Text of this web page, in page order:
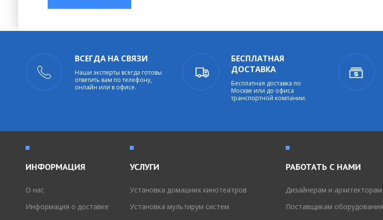
ВСЕГДА НА СВЯЗИ
Наши эксперты всегда готовы
ответить вам по телефону,
онлайн или в офисе.
БЕСПЛАТНАЯ
ДОСТАВКА
Бесплатная доставка по
Москве или до офиса
транспортной компании.
ИНФОРМАЦИЯ
O нас
Информация о доставке
УСЛУГИ
Установка домашних кинотеатров
Установка мультирум систем
РАБОТАТЬ С НАМИ
Дизайнерам и архитекторам
Поставщикам оборудования